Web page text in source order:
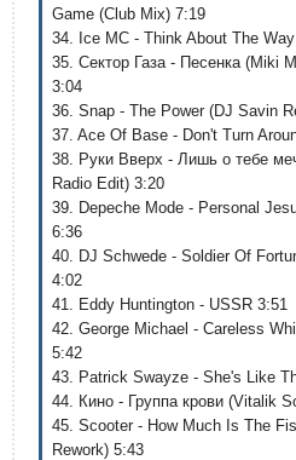
Game (Club Mix) 7:19
34. Ice MC - Think About The
35. Сектор Газа - Песенка (Miki
3:04
36. Snap - The Power (DJ Savin
37. Ace Of Base - Don't Turn
38. Руки Вверх - Лишь о тебе
Radio Edit) 3:20
39. Depeche Mode - Personal
6:36
40. DJ Schwede - Soldier Of
4:02
41. Eddy Huntington - USSR 3:51
42. George Michael - Careless
5:42
43. Patrick Swayze - She's Like
44. Кино - Группа крови (Vitalik
45. Scooter - How Much Is The
Rework) 5:43